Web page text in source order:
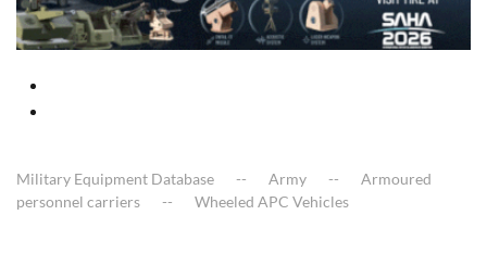
Military Equipment Database Army
Armoured
personnel carriers
Wheeled APC Vehicles